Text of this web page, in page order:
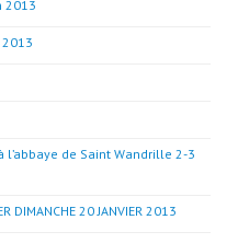
2013
de Saint Wandrille 2-3
DIMANCHE 20 JANVIER 2013